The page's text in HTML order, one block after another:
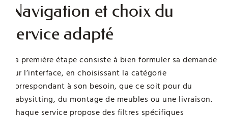
Navigation et choix du
service adapté
La première étape consiste à bien formuler sa demande
sur l’interface, en choisissant la catégorie
correspondant à son besoin, que ce soit pour du
babysitting, du montage de meubles ou une livraison.
Chaque service propose des filtres spécifiques